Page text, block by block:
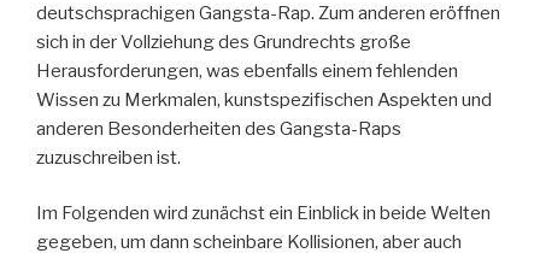
deutschsprachigen Gangsta-Rap. Zum anderen eröffnen
sich in der Vollziehung des Grundrechts große
Herausforderungen, was ebenfalls einem fehlenden
Wissen zu Merkmalen, kunstspezifischen Aspekten und
anderen Besonderheiten des Gangsta-Raps
zuzuschreiben ist.
Im Folgenden wird zunächst ein Einblick in beide Welten
gegeben, um dann scheinbare Kollisionen, aber auch